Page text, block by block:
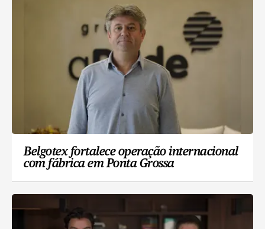
Belgotex fortalece operação internacional
com fábrica em Ponta Grossa